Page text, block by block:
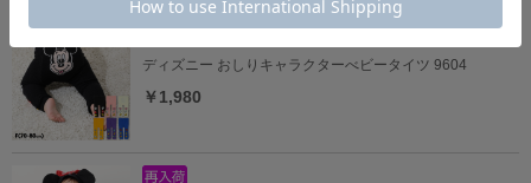
ディズニー おしりキャラクターべビータイツ 9604
￥1,980